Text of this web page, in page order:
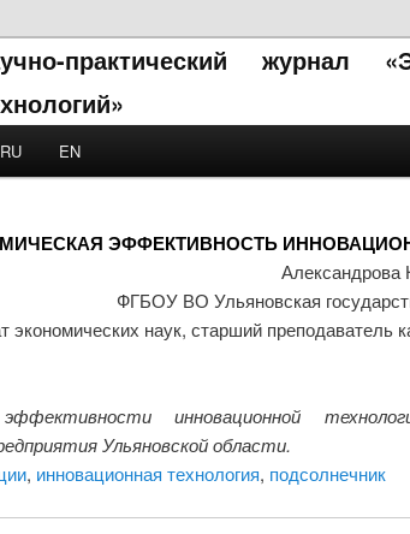
практический журнал
RU EN
ЭФФЕКТИВНОСТЬ
Александрова
ФГБОУ ВО Ульяновская
экономических наук, старший
инновационной
Ульяновской области.
, инновационная технология, подсолнечник